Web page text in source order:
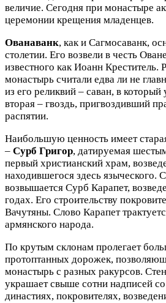
величие. Сегодня при монастыре
церемонии крещения младенцев.
Ованаванк, как и Сагмосаванк,
столетии. Его возвели в честь
известного как Иоанн Креститель.
монастырь считали едва ли не
из его реликвий – саван, в
вторая – гвоздь, пригвоздивший
распятии.
Наибольшую ценность имеет
– Сурб Григор, датируемая
первый христианский храм,
находившегося здесь языческого.
возвышается Сурб Карапет,
годах. Его строительству
Вачутяны. Слово Карапет
армянского народа.
По крутым склонам пролегает
протоптанных дорожек,
монастырь с разных ракурсов.
украшает свыше сотни надписей
династиях, покровителях,